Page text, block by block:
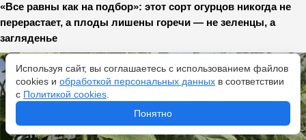
«Все равны как на подбор»: этот сорт огурцов никогда не
перерастает, а плоды лишены горечи — не зеленцы, а
загляденье
Используя сайт, вы соглашаетесь с использованием файлов
cookies и обработкой персональных данных в соответствии
с Политикой cookies
Понятно